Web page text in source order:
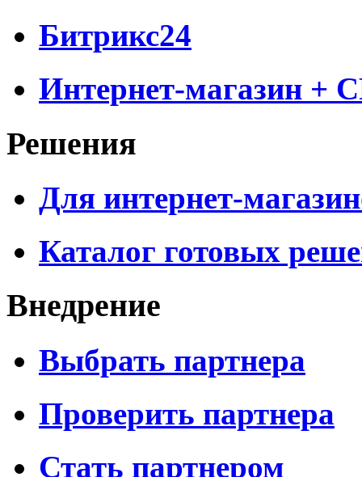
Битрикс24
Интернет-магазин +
Решения
Для интернет-
Каталог готовых
Внедрение
Выбрать партнера
Проверить партнера
Стать партнером